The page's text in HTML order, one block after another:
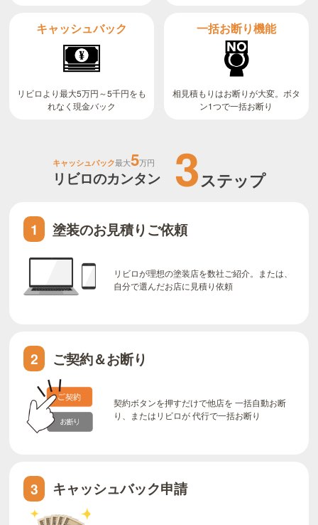
キャッシュバック
リビロより最大5万円～5千円をも
れなく現金バック
一括お断り機能
相見積もりはお断りが大変。ボタ
ン1つで一括お断り
キャッシュバック最大5万円
リビロのカンタン 3ステップ
1 塗装のお見積りご依頼
リビロが理想の塗装店を数社ご紹介。または、
自分で選んだお店に見積り依頼
2 ご契約＆お断り
契約ボタンを押すだけで他店を 一括自動お断
り、またはリビロが 代行で一括お断り
3 キャッシュバック申請